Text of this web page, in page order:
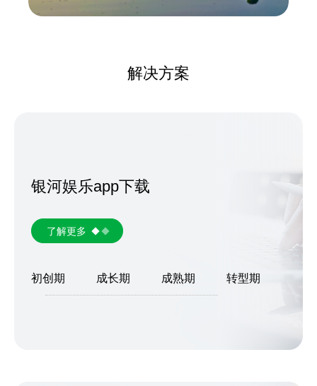
解决方案
银河娱乐app下载
了解更多
初创期 成长期 成熟期 转型期